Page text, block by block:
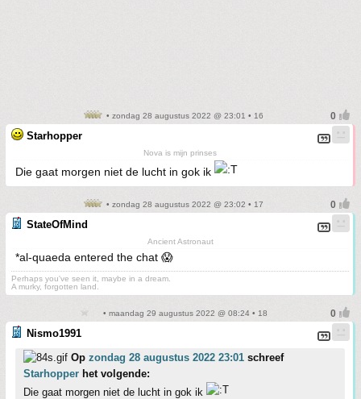
• zondag 28 augustus 2022 @ 23:01 • 16
Starhopper
Nova is mijn prinses
Die gaat morgen niet de lucht in gok ik
• zondag 28 augustus 2022 @ 23:02 • 17
StateOfMind
Ancient Astronaut
*al-quaeda entered the chat 😱
Perhaps you've seen it, maybe in a dream.
A murky, forgotten land.
• maandag 29 augustus 2022 @ 08:24 • 18
Nismo1991
Op zondag 28 augustus 2022 23:01 schreef
Starhopper het volgende:
Die gaat morgen niet de lucht in gok ik